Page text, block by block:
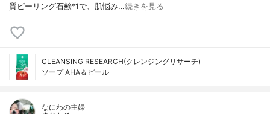
質ピーリング石鹸*1で、肌悩み…続きを見る
CLEANSING RESEARCH(クレンジングリサーチ)
ソープ AHA＆ピール
なにわの主婦